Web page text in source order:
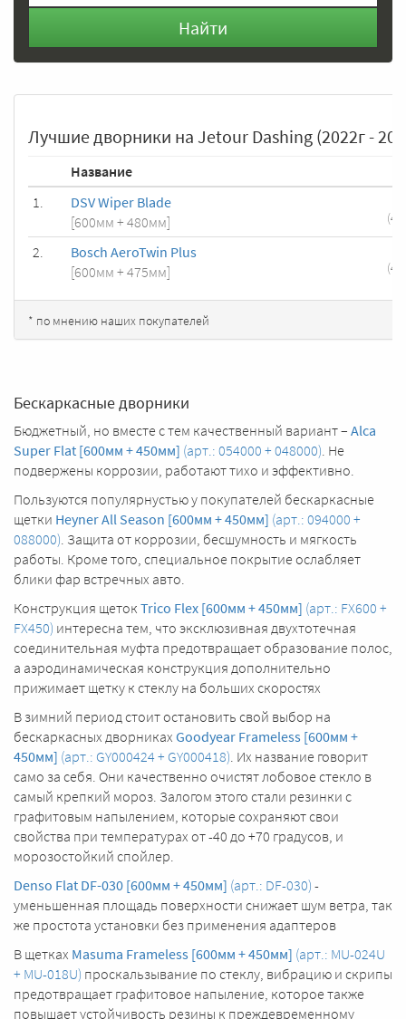
Найти
Лучшие дворники на Jetour Dashing (2022г -
Название
1.
DSV Wiper Blade
[600мм + 480мм]
(
2.
Bosch AeroTwin Plus
[600мм + 475мм]
(
* по мнению наших покупателей
Бескаркасные дворники
Бюджетный, но вместе с тем качественный вариант – Alca
Super Flat [600мм + 450мм] (арт.: 054000 + 048000). Не
подвержены коррозии, работают тихо и эффективно.
Пользуются популярнустью у покупателей бескаркасные
щетки Heyner All Season [600мм + 450мм] (арт.: 094000 +
088000). Защита от коррозии, бесшумность и мягкость
работы. Кроме того, специальное покрытие ослабляет
блики фар встречных авто.
Конструкция щеток Trico Flex [600мм + 450мм] (арт.: FX600 +
FX450) интересна тем, что эксклюзивная двухтотечная
соединительная муфта предотвращает образование полос,
а аэродинамическая конструкция дополнительно
прижимает щетку к стеклу на больших скоростях
В зимний период стоит остановить свой выбор на
бескаркасных дворниках Goodyear Frameless [600мм +
450мм] (арт.: GY000424 + GY000418). Их название говорит
само за себя. Они качественно очистят лобовое стекло в
самый крепкий мороз. Залогом этого стали резинки с
графитовым напылением, которые сохраняют свои
свойства при температурах от -40 до +70 градусов, и
морозостойкий спойлер.
Denso Flat DF-030 [600мм + 450мм] (арт.: DF-030) -
уменьшенная площадь поверхности снижает шум ветра, так
же простота установки без применения адаптеров
В щетках Masuma Frameless [600мм + 450мм] (арт.: MU-024U
+ MU-018U) проскальзывание по стеклу, вибрацию и скрипы
предотвращает графитовое напыление, которое также
повышает устойчивость резины к преждевременному